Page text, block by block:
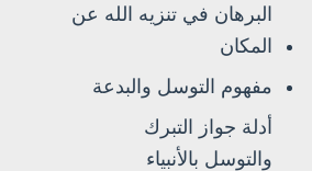
البرهان في تنزيه الله عن
المكان
مفهوم التوسل والبدعة
أدلة جواز التبرك
والتوسل بالأنبياء